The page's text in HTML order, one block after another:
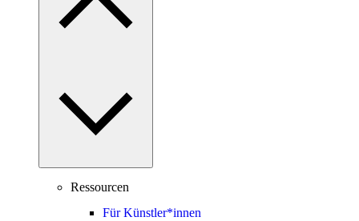
Ressourcen
Für Künstler*innen